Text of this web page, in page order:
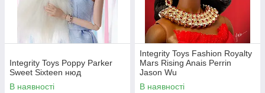
Integrity Toys Poppy Parker
Sweet Sixteen нюд
В наявності
Integrity Toys Fashion Royalty
Mars Rising Anais Perrin
Jason Wu
В наявності